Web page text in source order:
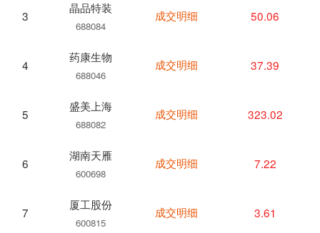
3
晶品特装
688084
4
药康生物
688046
5
盛美上海
688082
6
湖南天雁
600698
7
厦工股份
600815
成交明细 50.06
成交明细 37.39
成交明细 323.02
成交明细 7.22
成交明细 3.61